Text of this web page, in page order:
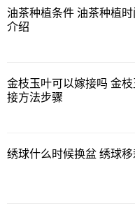
三、科学浇水方法详解
1. 浇水量的控制标准
- 沙质土壤：少量多次，
2. 常用浇水方式对比
油茶种植条件 油茶种植
介绍
金枝玉叶可以嫁接吗 金
接方法步骤
绣球什么时候换盆 绣球